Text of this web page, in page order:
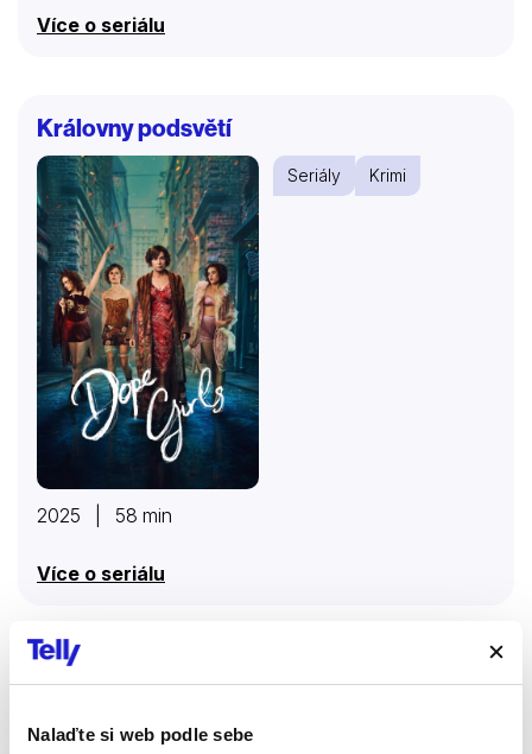
Nalaďte si web podle sebe
Více o seriálu
Královny podsvětí
Seriály Krimi
2025 | 58 min
Více o seriálu
Komisařka Marleau